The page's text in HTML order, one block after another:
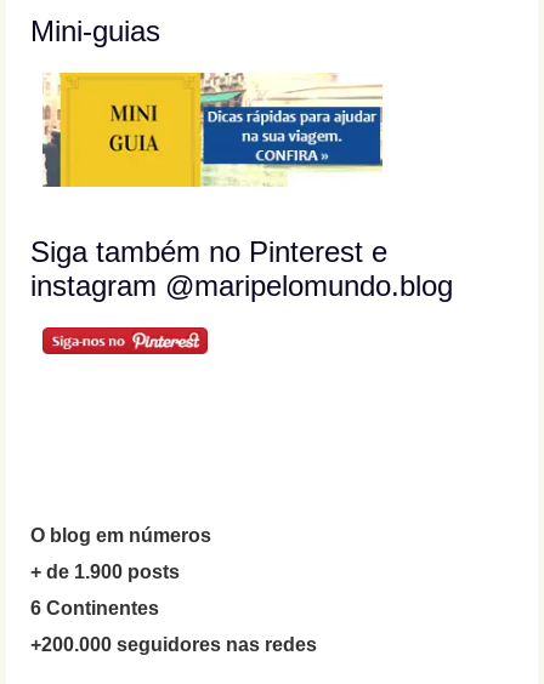
Mini-guias
Siga também no Pinterest e
instagram @maripelomundo.blog
O blog em números
+ de 1.900 posts
6 Continentes
+200.000 seguidores nas redes